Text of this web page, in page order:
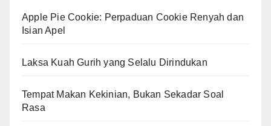
Apple Pie Cookie: Perpaduan Cookie Renyah dan
Isian Apel
Laksa Kuah Gurih yang Selalu Dirindukan
Tempat Makan Kekinian, Bukan Sekadar Soal
Rasa